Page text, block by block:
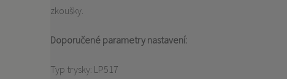
zkoušky.
Doporučené parametry nastavení:
Typ trysky: LP517